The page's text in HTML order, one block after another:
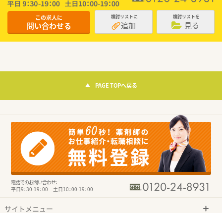
この求人に
問い合わせる
検討リストに
追加
検討リストを
見る
PAGE TOPへ戻る
電話でのお問い合わせ：
平日9：30-19：00 土日10：00-19：00
サイトメニュー